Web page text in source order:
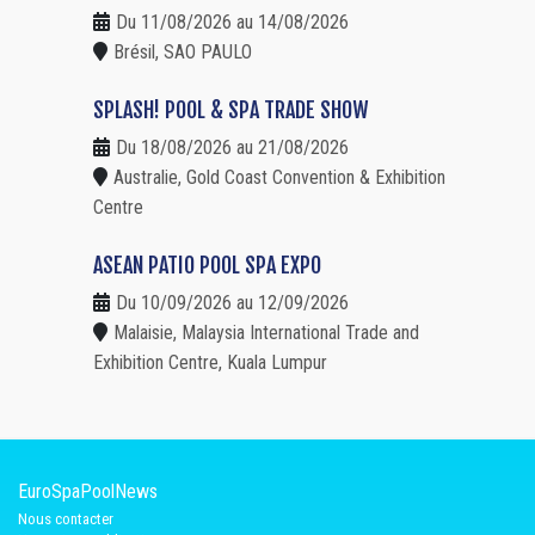
Du 11/08/2026 au 14/08/2026
Brésil, SAO PAULO
SPLASH! POOL & SPA TRADE SHOW
Du 18/08/2026 au 21/08/2026
Australie, Gold Coast Convention & Exhibition
Centre
ASEAN PATIO POOL SPA EXPO
Du 10/09/2026 au 12/09/2026
Malaisie, Malaysia International Trade and
Exhibition Centre, Kuala Lumpur
EuroSpaPoolNews
Nous contacter